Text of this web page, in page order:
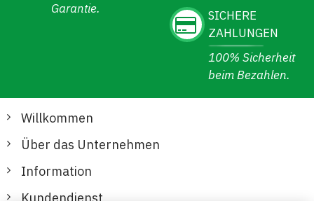
Garantie.
SICHERE
ZAHLUNGEN
100% Sicherheit
beim Bezahlen.
Willkommen
Über das Unternehmen
Information